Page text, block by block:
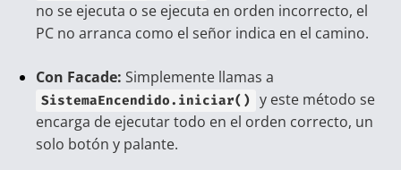
no se ejecuta o se ejecuta en orden incorrecto, el
PC no arranca como el señor indica en el camino.
Con Facade: Simplemente llamas a
SistemaEncendido.iniciar() y este método se
encarga de ejecutar todo en el orden correcto, un
solo botón y palante.